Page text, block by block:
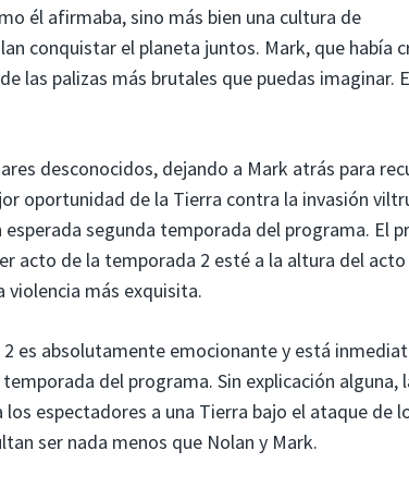
él afirmaba, sino más bien una cultura de
conquistar el planeta juntos. Mark, que había
las palizas más brutales que puedas imaginar.
desconocidos, dejando a Mark atrás para
oportunidad de la Tierra contra la invasión
segunda temporada del programa. El
acto de la temporada 2 esté a la altura del
violencia más exquisita.
es absolutamente emocionante y está
del programa. Sin explicación alguna,
espectadores a una Tierra bajo el ataque de
ser nada menos que Nolan y Mark.